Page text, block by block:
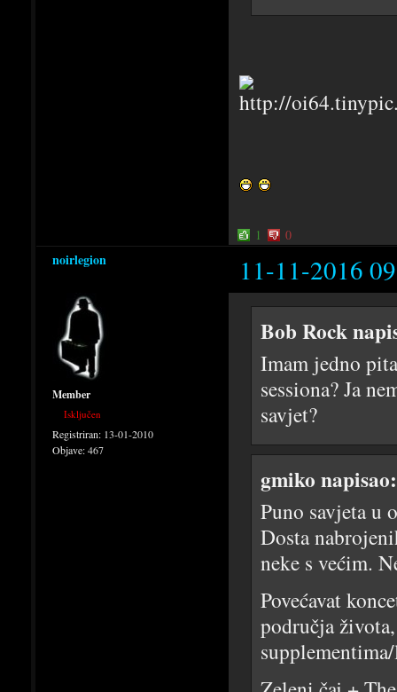
1 0
noirlegion 11-11-2016
Member
Isključen
Registriran: 13-01-2010
Objave:467
Bob Rock
Imam jedno
sessiona? Ja
savjet?
gmiko napisao:
Puno savjeta u
Dosta
neke s većim.
Povećavat
područja